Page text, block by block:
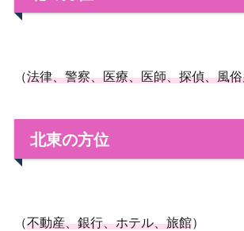
（法律、警察、医療、医師、探偵、風
北東の方位
（不動産、銀行、ホテル、旅館）